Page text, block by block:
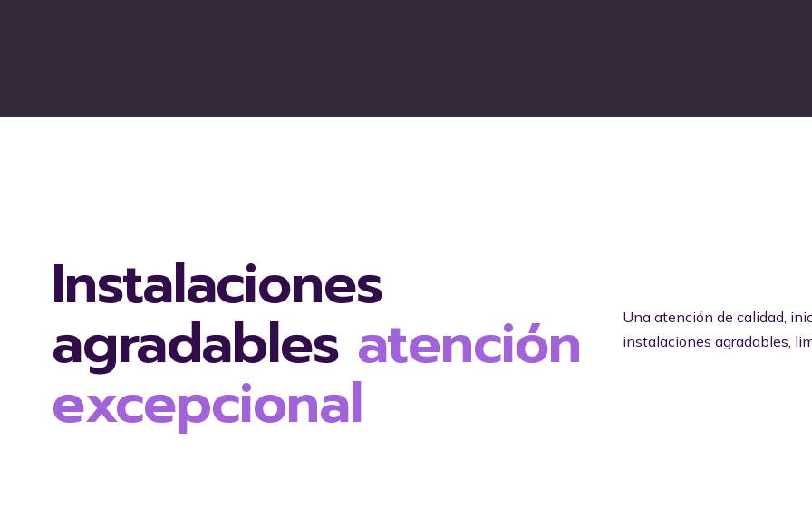
Instalaciones
agradables atención
excepcional
Una atención de calidad,
instalaciones agradables,